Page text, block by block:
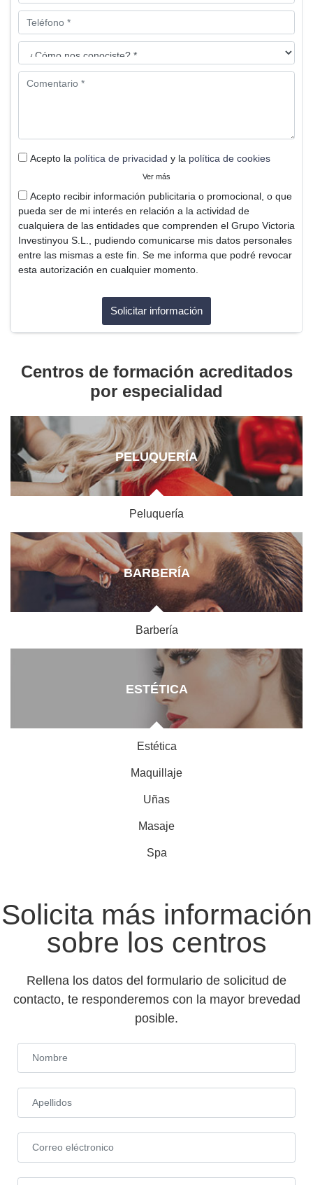
Acepto la política de privacidad y la política de cookies
Ver más
Acepto recibir información publicitaria o promocional, o que
pueda ser de mi interés en relación a la actividad de
cualquiera de las entidades que comprenden el Grupo Victoria
Investinyou S.L., pudiendo comunicarse mis datos personales
entre las mismas a este fin. Se me informa que podré revocar
esta autorización en cualquier momento.
Centros de formación acreditados
por especialidad
PELUQUERÍA
Peluquería
BARBERÍA
Barbería
ESTÉTICA
Estética
Maquillaje
Uñas
Masaje
Spa
Solicita más información
sobre los centros
Rellena los datos del formulario de solicitud de
contacto, te responderemos con la mayor brevedad
posible.